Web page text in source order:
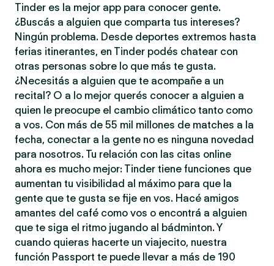
Tinder es la mejor app para conocer gente.
¿Buscás a alguien que comparta tus intereses?
Ningún problema. Desde deportes extremos hasta
ferias itinerantes, en Tinder podés chatear con
otras personas sobre lo que más te gusta.
¿Necesitás a alguien que te acompañe a un
recital? O a lo mejor querés conocer a alguien a
quien le preocupe el cambio climático tanto como
a vos. Con más de 55 mil millones de matches a la
fecha, conectar a la gente no es ninguna novedad
para nosotros. Tu relación con las citas online
ahora es mucho mejor: Tinder tiene funciones que
aumentan tu visibilidad al máximo para que la
gente que te gusta se fije en vos. Hacé amigos
amantes del café como vos o encontrá a alguien
que te siga el ritmo jugando al bádminton. Y
cuando quieras hacerte un viajecito, nuestra
función Passport te puede llevar a más de 190